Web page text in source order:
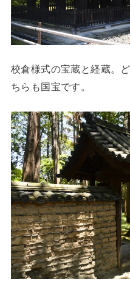
校倉様式の宝蔵と経蔵。
ちらも国宝です。